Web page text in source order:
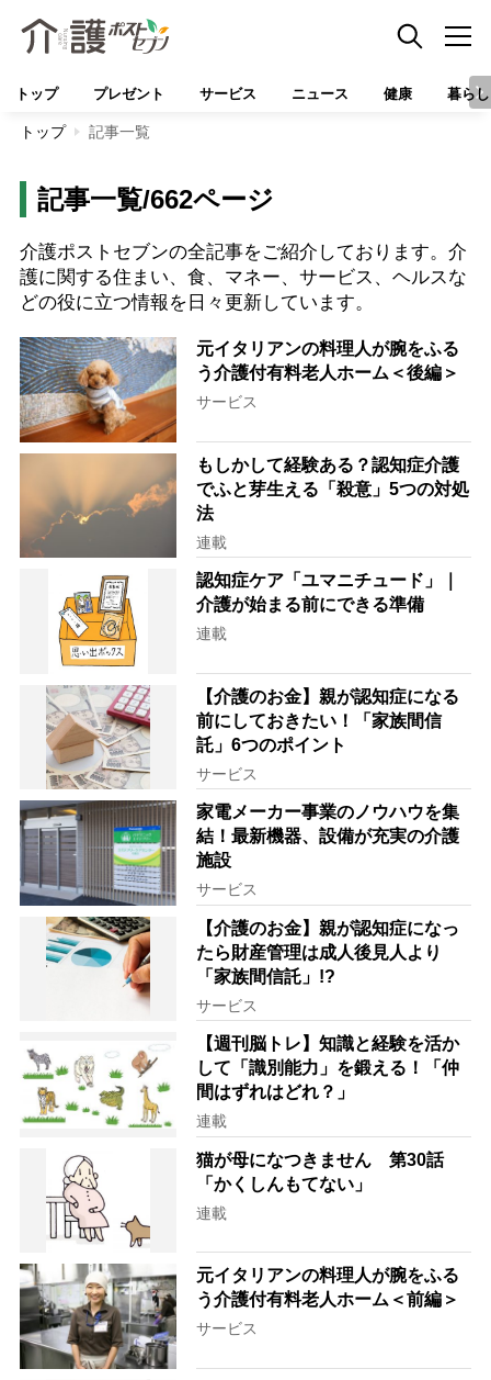
トップ プレゼント サービス ニュース 健康 暮らし
トップ 記事一覧
記事一覧/662ページ
介護ポストセブンの全記事をご紹介しております。介
護に関する住まい、食、マネー、サービス、ヘルスな
どの役に立つ情報を日々更新しています。
元イタリアンの料理人が腕をふる
う介護付有料老人ホーム＜後編＞
サービス
もしかして経験ある？認知症介護
でふと芽生える「殺意」5つの対処
法
連載
認知症ケア「ユマニチュード」｜
介護が始まる前にできる準備
連載
【介護のお金】親が認知症になる
前にしておきたい！「家族間信
託」6つのポイント
サービス
家電メーカー事業のノウハウを集
結！最新機器、設備が充実の介護
施設
サービス
【介護のお金】親が認知症になっ
たら財産管理は成人後見人より
「家族間信託」!?
サービス
【週刊脳トレ】知識と経験を活か
して「識別能力」を鍛える！「仲
間はずれはどれ？」
連載
猫が母になつきません 第30話
「かくしんもてない」
連載
元イタリアンの料理人が腕をふる
う介護付有料老人ホーム＜前編＞
サービス